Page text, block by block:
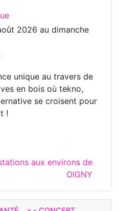
2026 au dimanche
unique au travers de
en bois où tekno,
se croisent pour
!
aux environs de
OIGNY